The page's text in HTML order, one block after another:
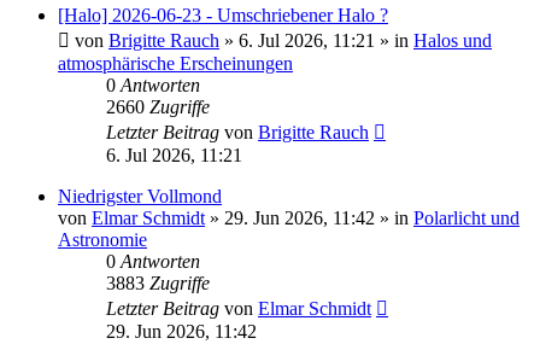
[Halo] 2026-06-23 - Umschriebener Halo ?
von Brigitte Rauch » 6. Jul 2026, 11:21 » in Halos und
atmosphärische Erscheinungen
0 Antworten
2660 Zugriffe
Letzter Beitrag von Brigitte Rauch
6. Jul 2026, 11:21
Niedrigster Vollmond
von Elmar Schmidt » 29. Jun 2026, 11:42 » in Polarlicht und
Astronomie
0 Antworten
3883 Zugriffe
Letzter Beitrag von Elmar Schmidt
29. Jun 2026, 11:42